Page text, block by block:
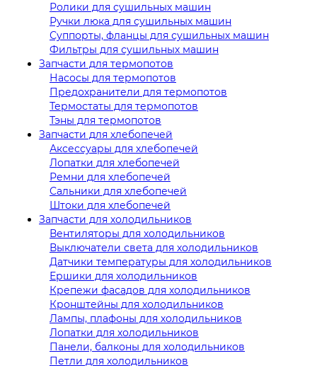
Ролики для сушильных машин
Ручки люка для сушильных машин
Суппорты, фланцы для сушильных машин
Фильтры для сушильных машин
Запчасти для термопотов
Насосы для термопотов
Предохранители для термопотов
Термостаты для термопотов
Тэны для термопотов
Запчасти для хлебопечей
Аксессуары для хлебопечей
Лопатки для хлебопечей
Ремни для хлебопечей
Сальники для хлебопечей
Штоки для хлебопечей
Запчасти для холодильников
Вентиляторы для холодильников
Выключатели света для холодильников
Датчики температуры для холодильников
Ершики для холодильников
Крепежи фасадов для холодильников
Кронштейны для холодильников
Лампы, плафоны для холодильников
Лопатки для холодильников
Панели, балконы для холодильников
Петли для холодильников